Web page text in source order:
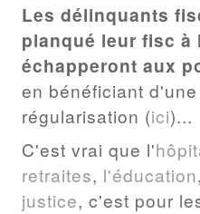
Les délinquants
planqué leur fisc à
échapperont aux
en bénéficiant
régularisation (ici)...
C'est vrai que l'
retraites, l'éducation
justice, c'est pour